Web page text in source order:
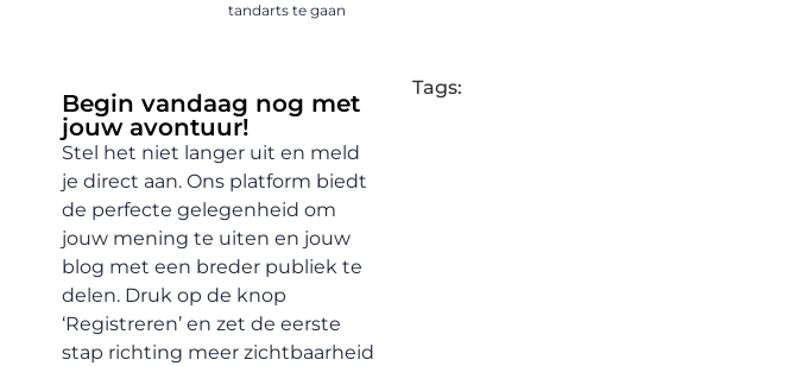
tandarts te gaan
Begin vandaag nog met
jouw avontuur!
Stel het niet langer uit en meld
je direct aan. Ons platform biedt
de perfecte gelegenheid om
jouw mening te uiten en jouw
blog met een breder publiek te
delen. Druk op de knop
‘Registreren’ en zet de eerste
stap richting meer zichtbaarheid
Tags: